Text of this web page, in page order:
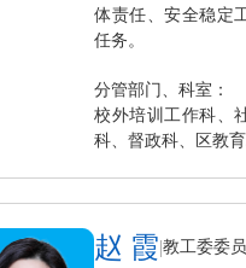
体责任、安全稳定
任务。
分管部门、科室：
校外培训工作科、
科、督政科、区教
赵 霞|教工委委